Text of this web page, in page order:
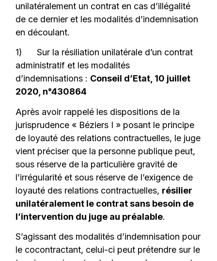
unilatéralement un contrat en cas d’illégalité
de ce dernier et les modalités d’indemnisation
en découlant.
1) Sur la résiliation unilatérale d’un contrat
administratif et les modalités
d’indemnisations : Conseil d’Etat, 10 juillet
2020, n°430864
Après avoir rappelé les dispositions de la
jurisprudence « Béziers I » posant le principe
de loyauté des relations contractuelles, le juge
vient préciser que la personne publique peut,
sous réserve de la particulière gravité de
l’irrégularité et sous réserve de l’exigence de
loyauté des relations contractuelles, résilier
unilatéralement le contrat sans besoin de
l’intervention du juge au préalable.
S’agissant des modalités d’indemnisation pour
le cocontractant, celui-ci peut prétendre sur le